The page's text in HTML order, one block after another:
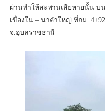
ผ่านทำให้สะพานเสียหายนั้น บ
เขื่องใน – นาคำใหญ่ ที่กม.
จ.อุบลราชธานี